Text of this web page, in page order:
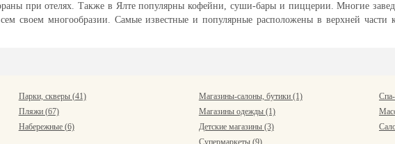
при отелях. Также в Ялте популярны кофейни, суши-бары и пиццерии. Многие
своем многообразии. Самые известные и популярные расположены в верхней части
Парки, скверы (41)
Пляжи (67)
Набережные (6)
Магазины-салоны, бутики (1)
Магазины одежды (1)
Детские магазины (3)
Супермаркеты (9)